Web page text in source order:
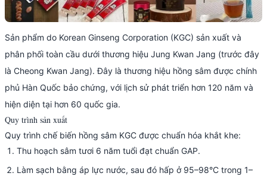
Sản phẩm do Korean Ginseng Corporation (KGC) sản xuất và
phân phối toàn cầu dưới thương hiệu Jung Kwan Jang (trước đây
là Cheong Kwan Jang). Đây là thương hiệu hồng sâm được chính
phủ Hàn Quốc bảo chứng, với lịch sử phát triển hơn 120 năm và
hiện diện tại hơn 60 quốc gia.
Quy trình sản xuất
Quy trình chế biến hồng sâm KGC được chuẩn hóa khắt khe:
Thu hoạch sâm tươi 6 năm tuổi đạt chuẩn GAP.
Làm sạch bằng áp lực nước, sau đó hấp ở 95–98°C trong 1–